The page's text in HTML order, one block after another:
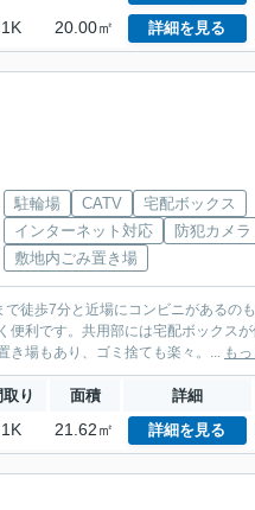
1K 20.00㎡ 詳細を見る
駐輪場 CATV
宅配ボックス
インターネット対応
防犯カメラ
敷地内ごみ置き場
徒歩7分と近場にコンビニがあるの
便利です。共用部には宅配ボックス
き場もあり、ゴミ捨ても楽々。... も
取り 面積 詳細
1K 21.62㎡ 詳細を見る